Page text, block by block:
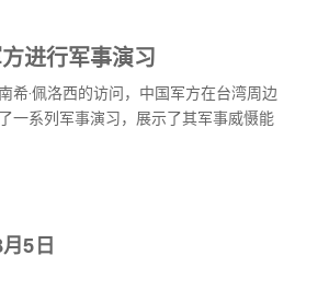
进行军事演习
希·佩洛西的访问，中国军方在台湾周边
一系列军事演习，展示了其军事威慑能
5日